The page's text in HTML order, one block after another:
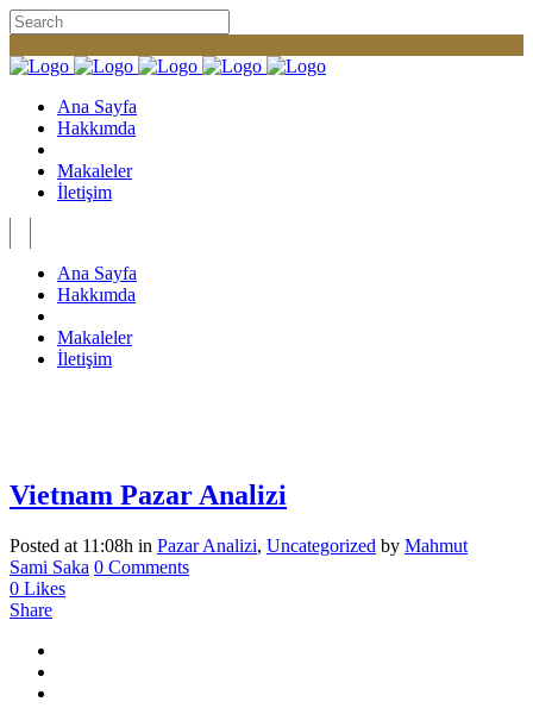
Ana Sayfa
Hakkımda
Makaleler
İletişim
Ana Sayfa
Hakkımda
Makaleler
İletişim
Vietnam Pazar Analizi
Posted at 11:08h in Pazar Analizi, Uncategorized by Mahmut
Sami Saka 0 Comments
0 Likes
Share